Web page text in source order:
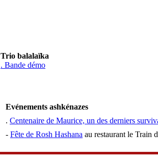
Trio balalaïka
. Bande démo
Evénements ashkénazes
. Centenaire de Maurice, un des derniers
- Fête de Rosh Hashana au restaurant le Train